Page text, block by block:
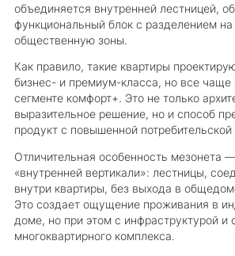
объединяется внутренней лестницей,
функциональный блок с разделением
общественную зоны.
Как правило, такие квартиры
бизнес- и премиум-класса, но все чаще
сегменте комфорт+. Это не только
выразительное решение, но и способ
продукт с повышенной
Отличительная особенность мезонета
«внутренней вертикали»: лестницы,
внутри квартиры, без выхода в
Это создает ощущение проживания в
доме, но при этом с инфраструктурой и
многоквартирного комплекса.